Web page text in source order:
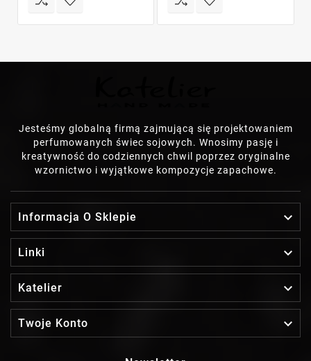
Jesteśmy globalną firmą zajmującą się projektowaniem
perfumowanych świec sojowych. Wnosimy pasję i
kreatywność do codziennych chwil poprzez oryginalne
wzornictwo i wyjątkowe kompozycje zapachowe.
Informacja O Sklepie 
Linki 
Katelier 
Twoje Konto 